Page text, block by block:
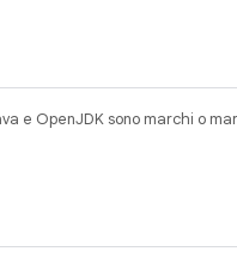
e OpenJDK sono marchi o